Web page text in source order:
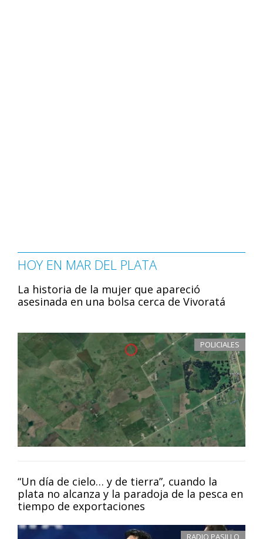
HOY EN MAR DEL PLATA
La historia de la mujer que apareció
asesinada en una bolsa cerca de Vivoratá
POLICIALES
“Un día de cielo… y de tierra”, cuando la
plata no alcanza y la paradoja de la pesca en
tiempo de exportaciones
RADIO PASILLO